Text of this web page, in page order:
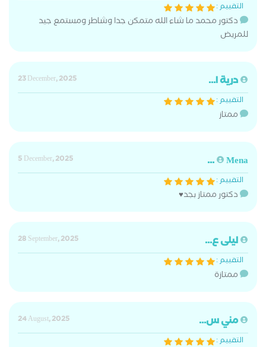
التقييم :
دكتور محمد ما شاء الله متمكن جدا وشاطر ومستمع جيد
للمريض
درية ا...
23 December, 2025
التقييم :
ممتاز
Mena ...
5 December, 2025
التقييم :
دكتور ممتاز بجد♥️
ليلى ع...
28 September, 2025
التقييم :
ممتازة
مني س...
24 August, 2025
التقييم :